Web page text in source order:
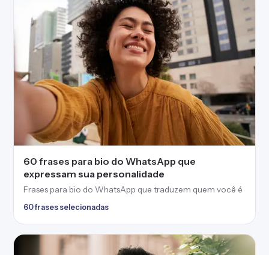
60 frases para bio do WhatsApp que
expressam sua personalidade
Frases para bio do WhatsApp que traduzem quem você é
60 frases selecionadas